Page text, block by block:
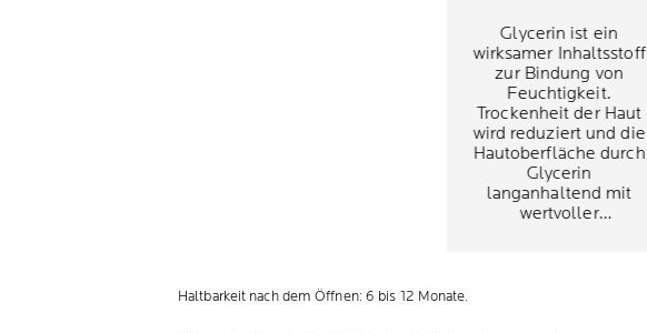
Glycerin ist ein
wirksamer Inhaltsstoff
zur Bindung von
Feuchtigkeit.
Trockenheit der Haut
wird reduziert und die
Hautoberfläche durch
Glycerin
langanhaltend mit
wertvoller
Haltbarkeit nach dem Öffnen: 6 bis 12 Monate.